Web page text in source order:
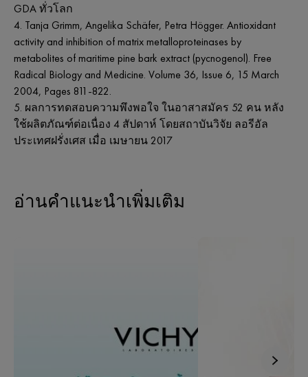
GDA ทั่วโลก
4. Tanja Grimm, Angelika Schäfer, Petra Högger. Antioxidant
activity and inhibition of matrix metalloproteinases by
metabolites of maritime pine bark extract (pycnogenol). Free
Radical Biology and Medicine. Volume 36, Issue 6, 15 March
2004, Pages 811-822.
5. ผลการทดสอบความพึงพอใจ ในอาสาสมัคร 52 คน หลัง
ใช้ผลิตภัณฑ์ต่อเนื่อง 4 สัปดาห์ โดยสถาบันวิจัย ลอรีอัล
ประเทศฝรั่งเศส เมื่อ เมษายน 2017
อ่านคำแนะนำเพิ่มเติม